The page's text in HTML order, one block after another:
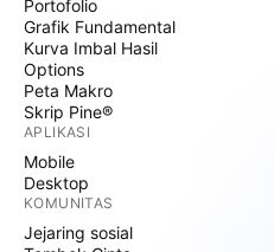
Portofolio
Grafik Fundamental
Kurva Imbal Hasil
Options
Peta Makro
Skrip Pine®
APLIKASI
Mobile
Desktop
KOMUNITAS
Jejaring sosial